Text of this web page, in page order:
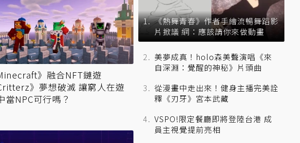
》融合NFT鏈遊
》夢想破滅 讓窮人在遊
當NPC可行嗎？
《熱舞青春》作者手繪流暢舞蹈影
片掀議 網：應該請你來做動畫
美夢成真！holo森美聲演唱《來
自深淵：覺醒的神秘》片頭曲
從漫畫中走出來！健身主播完美詮
釋《刃牙》宮本武藏
VSPO!限定餐廳即將登陸台港 成
員主視覺提前亮相